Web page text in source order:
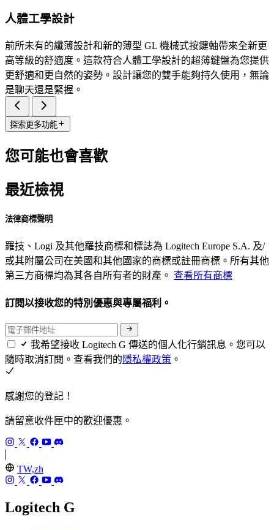
人體工學設計
前所未有的纖薄設計和新的薄型 GL 機械式按鍵軸帶來全新更
高等級的舒適度。這款符合人體工學設計的超薄鍵盤為您提供
更舒適和更自然的姿勢。設計讓您的雙手能夠持久使用，無論
是聊天還是緊握。
探索更多功能
您可能也會喜歡
最近檢視
法律商標聲明
羅技、Logi 及其他羅技商標和標誌為 Logitech Europe S.A. 及/
或其附屬公司在美國和其他國家的商標或註冊商標。所有其他
第三方商標均為其各自所有者的財產。 查看所有商標
訂閱以接收您的特別優惠與專屬福利。
我希望接收 Logitech G 傳送的個人化行銷訊息。您可以
隨時取消訂閱。查看我們的隱私權政策 。
感謝您的登記！
請留意收件匣中的歡迎優惠。
TW,zh
Logitech G